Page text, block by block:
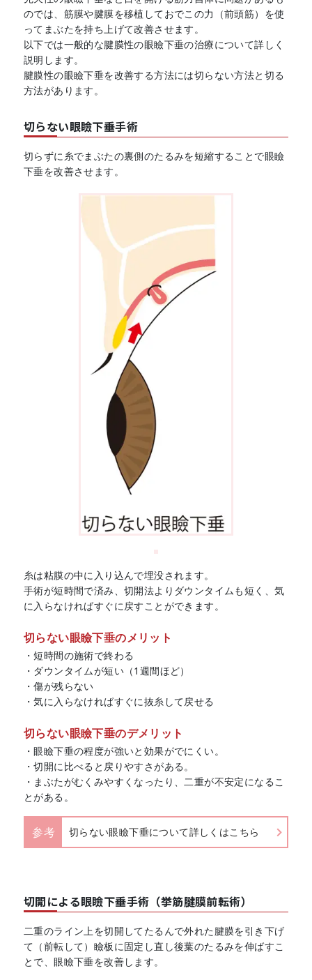
のでは、筋膜や腱膜を移植しておでこの力（前頭筋）を使
ってまぶたを持ち上げて改善させます。
以下では一般的な腱膜性の眼瞼下垂の治療について詳しく
説明します。
腱膜性の眼瞼下垂を改善する方法には切らない方法と切る
方法があります。
切らない眼瞼下垂手術
切らずに糸でまぶたの裏側のたるみを短縮することで眼瞼
下垂を改善させます。
糸は粘膜の中に入り込んで埋没されます。
手術が短時間で済み、切開法よりダウンタイムも短く、気
に入らなければすぐに戻すことができます。
切らない眼瞼下垂のメリット
・短時間の施術で終わる
・ダウンタイムが短い（1週間ほど）
・傷が残らない
・気に入らなければすぐに抜糸して戻せる
切らない眼瞼下垂のデメリット
・眼瞼下垂の程度が強いと効果がでにくい。
・切開に比べると戻りやすさがある。
・まぶたがむくみやすくなったり、二重が不安定になるこ
とがある。
参考 切らない眼瞼下垂について詳しくはこちら
切開による眼瞼下垂手術（挙筋腱膜前転術）
二重のライン上を切開してたるんで外れた腱膜を引き下げ
て（前転して）瞼板に固定し直し後葉のたるみを伸ばすこ
とで、眼瞼下垂を改善します。